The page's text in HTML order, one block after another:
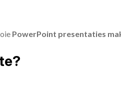
PowerPoint presentaties